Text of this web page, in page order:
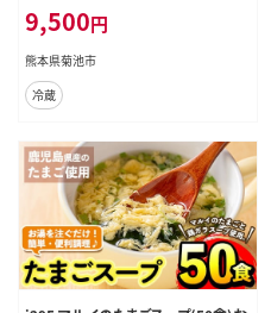
冷蔵 送料無料---064-2486---
9,500円
熊本県菊池市
冷蔵